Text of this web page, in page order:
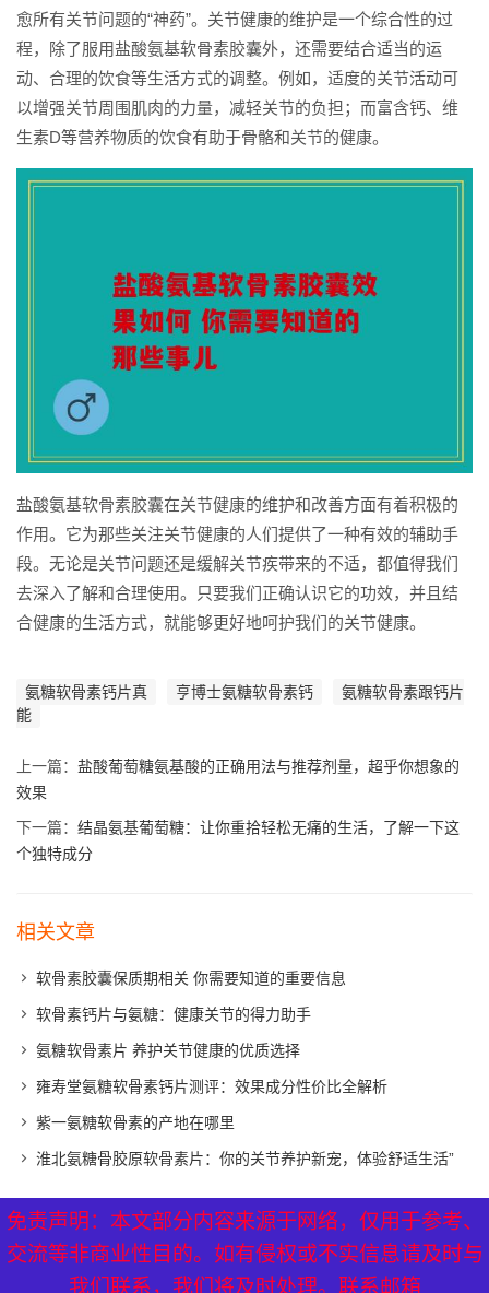
愈所有关节问题的“神药”。关节健康的维护是一个综合性的过
程，除了服用盐酸氨基软骨素胶囊外，还需要结合适当的运
动、合理的饮食等生活方式的调整。例如，适度的关节活动可
以增强关节周围肌肉的力量，减轻关节的负担；而富含钙、维
生素D等营养物质的饮食有助于骨骼和关节的健康。
盐酸氨基软骨素胶囊在关节健康的维护和改善方面有着积极的
作用。它为那些关注关节健康的人们提供了一种有效的辅助手
段。无论是关节问题还是缓解关节疾带来的不适，都值得我们
去深入了解和合理使用。只要我们正确认识它的功效，并且结
合健康的生活方式，就能够更好地呵护我们的关节健康。
氨糖软骨素钙片真 亨博士氨糖软骨素钙
氨糖软骨素跟钙片
能
上一篇： 盐酸葡萄糖氨基酸的正确用法与推荐剂量，超乎你想象的
效果
下一篇： 结晶氨基葡萄糖：让你重拾轻松无痛的生活，了解一下这
个独特成分
相关文章
软骨素胶囊保质期相关 你需要知道的重要信息
软骨素钙片与氨糖：健康关节的得力助手
氨糖软骨素片 养护关节健康的优质选择
雍寿堂氨糖软骨素钙片测评：效果成分性价比全解析
紫一氨糖软骨素的产地在哪里
淮北氨糖骨胶原软骨素片：你的关节养护新宠，体验舒适生活”
免责声明：本文部分内容来源于网络，仅用于参考、
交流等非商业性目的。如有侵权或不实信息请及时与
我们联系，我们将及时处理。联系邮箱
XML地图| 网站地图 热点关注
免责声明：本文部分内容来源于网络，仅用于参考、
交流等非商业性目的。如有侵权或不实信息请及时与
我们联系，我们将及时处理。联系邮箱